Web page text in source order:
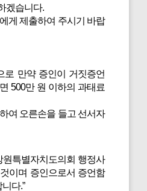
겠습니다.
게 제출하여 주시기 바랍
로 만약 증인이 거짓증언
500만 원 이하의 과태료
여 오른손을 들고 선서자
원특별자치도의회 행정사
이며 증인으로서 증언함
다.”